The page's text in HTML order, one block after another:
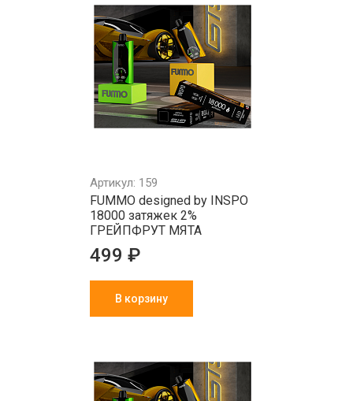
Артикул: 159
FUMMO designed by INSPO
18000 затяжек 2%
ГРЕЙПФРУТ МЯТА
499 ₽
В корзину